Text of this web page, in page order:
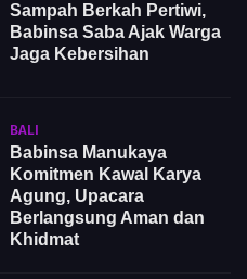
Sampah Berkah Pertiwi,
Babinsa Saba Ajak Warga
Jaga Kebersihan
BALI
Babinsa Manukaya
Komitmen Kawal Karya
Agung, Upacara
Berlangsung Aman dan
Khidmat